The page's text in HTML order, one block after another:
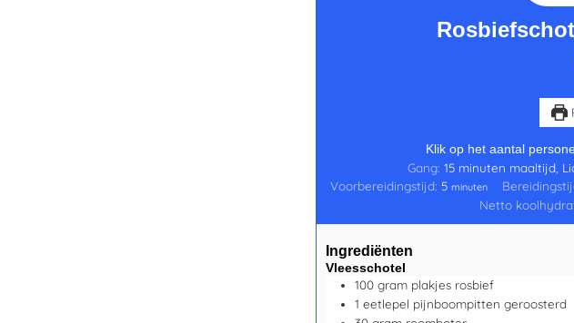
Klik op het aantal
Gang:15 minuten maaltijd,
Voorbereidingstijd: 5 minuten
Netto
Ingrediënten
Vleesschotel
100 gram plakjes rosbief
1 eetlepel pijnboompitten geroosterd